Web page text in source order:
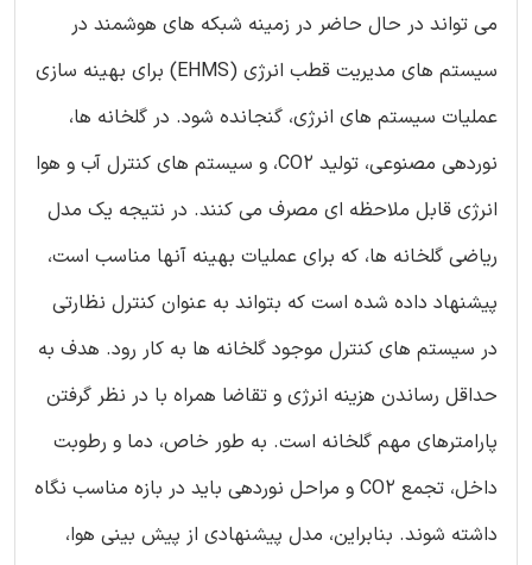
می تواند در حال حاضر در زمینه شبکه های هوشمند در
سیستم های مدیریت قطب انرژی (EHMS) برای بهینه سازی
عملیات سیستم های انرژی، گنجانده شود. در گلخانه ها،
نوردهی مصنوعی، تولید CO2، و سیستم های کنترل آب و هوا
انرژی قابل ملاحظه ای مصرف می کنند. در نتیجه یک مدل
ریاضی گلخانه ها، که برای عملیات بهینه آنها مناسب است،
پیشنهاد داده شده است که بتواند به عنوان کنترل نظارتی
در سیستم های کنترل موجود گلخانه ها به کار رود. هدف به
حداقل رساندن هزینه انرژی و تقاضا همراه با در نظر گرفتن
پارامترهای مهم گلخانه است. به طور خاص، دما و رطوبت
داخل، تجمع CO2 و مراحل نوردهی باید در بازه مناسب نگاه
داشته شوند. بنابراین، مدل پیشنهادی از پیش بینی هوا،